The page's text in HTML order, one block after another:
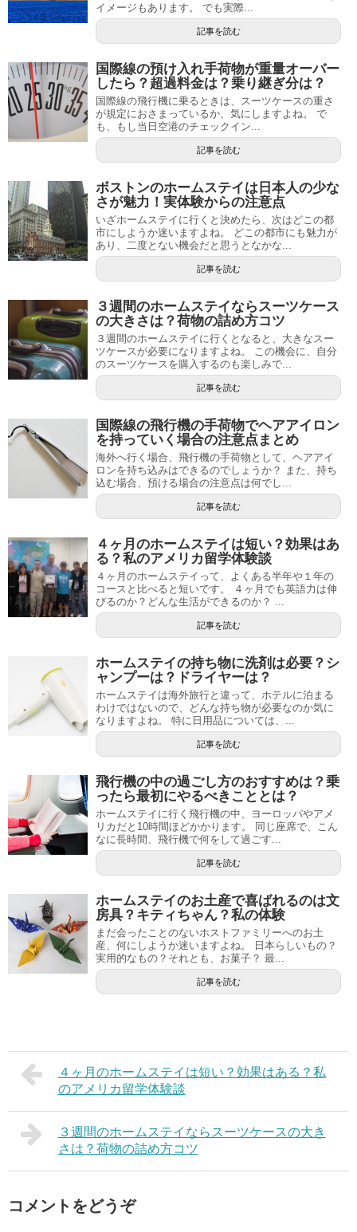
イメージもあります。 でも実際...
記事を読む
国際線の預け入れ手荷物が重量オーバー
したら？超過料金は？乗り継ぎ分は？
国際線の飛行機に乗るときは、スーツケースの重さ
が規定におさまっているか、気にしますよね。 で
も、もし当日空港のチェックイン...
記事を読む
ボストンのホームステイは日本人の少な
さが魅力！実体験からの注意点
いざホームステイに行くと決めたら、次はどこの都
市にしようか迷いますよね。 どこの都市にも魅力が
あり、二度とない機会だと思うとなかな...
記事を読む
３週間のホームステイならスーツケース
の大きさは？荷物の詰め方コツ
３週間のホームステイに行くとなると、大きなスー
ツケースが必要になりますよね。 この機会に、自分
のスーツケースを購入するのも楽しみで...
記事を読む
国際線の飛行機の手荷物でヘアアイロン
を持っていく場合の注意点まとめ
海外へ行く場合、飛行機の手荷物として、ヘアアイ
ロンを持ち込みはできるのでしょうか？ また、持ち
込む場合、預ける場合の注意点は何でし...
記事を読む
４ヶ月のホームステイは短い？効果はあ
る？私のアメリカ留学体験談
４ヶ月のホームステイって、よくある半年や１年の
コースと比べると短いです。 ４ヶ月でも英語力は伸
びるのか？どんな生活ができるのか？ ...
記事を読む
ホームステイの持ち物に洗剤は必要？シ
ャンプーは？ドライヤーは？
ホームステイは海外旅行と違って、ホテルに泊まる
わけではないので、どんな持ち物が必要なのか気に
なりますよね。 特に日用品については、...
記事を読む
飛行機の中の過ごし方のおすすめは？乗
ったら最初にやるべきこととは？
ホームステイに行く飛行機の中、ヨーロッパやアメ
リカだと10時間ほどかかります。 同じ座席で、こん
なに長時間、飛行機で何をして過ごす...
記事を読む
ホームステイのお土産で喜ばれるのは文
房具？キティちゃん？私の体験
まだ会ったことのないホストファミリーへのお土
産、何にしようか迷いますよね。 日本らしいもの？
実用的なもの？それとも、お菓子？ 最...
記事を読む
４ヶ月のホームステイは短い？効果はある？私
のアメリカ留学体験談
３週間のホームステイならスーツケースの大き
さは？荷物の詰め方コツ
コメントをどうぞ